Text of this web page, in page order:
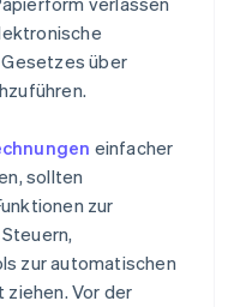
über
einfacher
sollten
zur
zur automatischen
ziehen. Vor der